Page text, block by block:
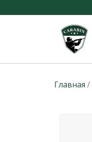
Главная /